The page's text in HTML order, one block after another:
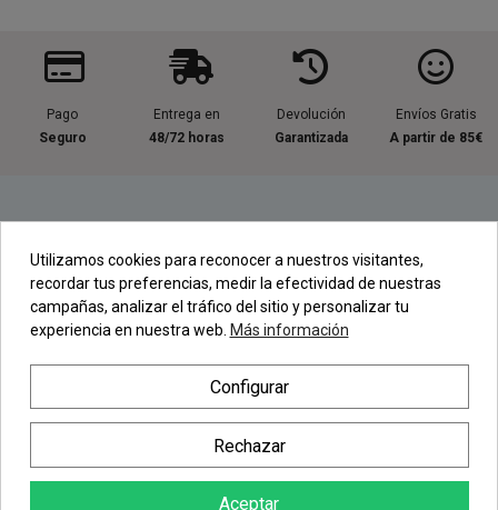
Pago
Seguro
Entrega en
48/72 horas
Devolución
Garantizada
Envíos Gratis
A partir de 85€
Contacta con nosotros
Regístrate en nuestra Newsletter
Newsletter
Utilizamos cookies para reconocer a nuestros visitantes,
recordar tus preferencias, medir la efectividad de nuestras
campañas, analizar el tráfico del sitio y personalizar tu
experiencia en nuestra web. Más información
Configurar
Rechazar
Aceptar